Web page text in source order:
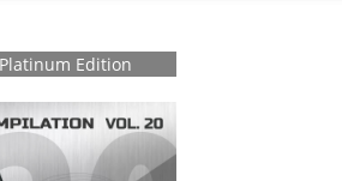
Edition